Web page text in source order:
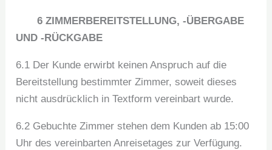
6 ZIMMERBEREITSTELLUNG, -ÜBERGABE
UND -RÜCKGABE
6.1 Der Kunde erwirbt keinen Anspruch auf die
Bereitstellung bestimmter Zimmer, soweit dieses
nicht ausdrücklich in Textform vereinbart wurde.
6.2 Gebuchte Zimmer stehen dem Kunden ab 15:00
Uhr des vereinbarten Anreisetages zur Verfügung.